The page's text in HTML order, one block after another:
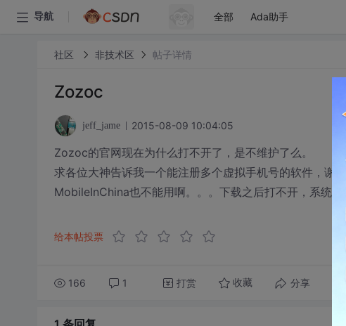
导航 全部 Ada助手
社区 非技术区 帖子详情
Zozoc
jeff_jame 2015-08-09 10:04:05
Zozoc的官网现在为什么打不开了，是不维护了么。
求各位大神告诉我一个能注册多个虚拟手机号的软件，谢谢
MobileInChina也不能用啊。。。下载之后打不开，系统错
给本帖投票
166 1 打赏 收藏 分享